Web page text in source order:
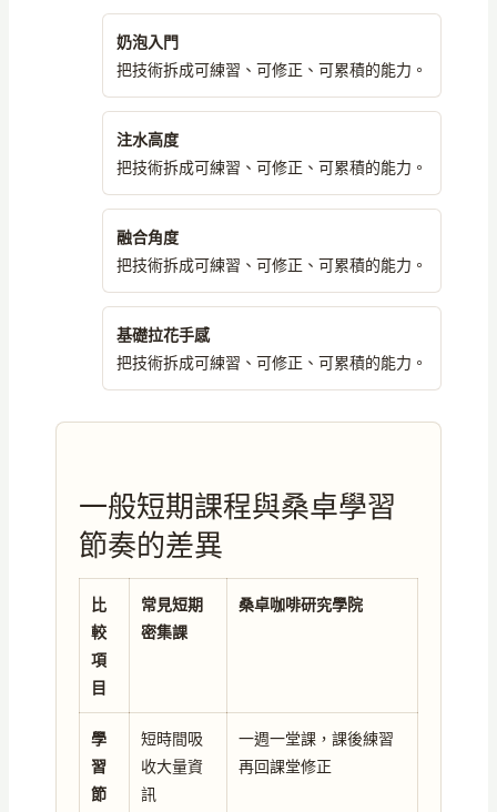
奶泡入門
把技術拆成可練習、可修正、可累積的能力。
注水高度
把技術拆成可練習、可修正、可累積的能力。
融合角度
把技術拆成可練習、可修正、可累積的能力。
基礎拉花手感
把技術拆成可練習、可修正、可累積的能力。
一般短期課程與桑卓學習
節奏的差異
比
較
項
目
常見短期
密集課
桑卓咖啡研究學院
學
習
節
短時間吸
收大量資
訊
一週一堂課，課後練習
再回課堂修正